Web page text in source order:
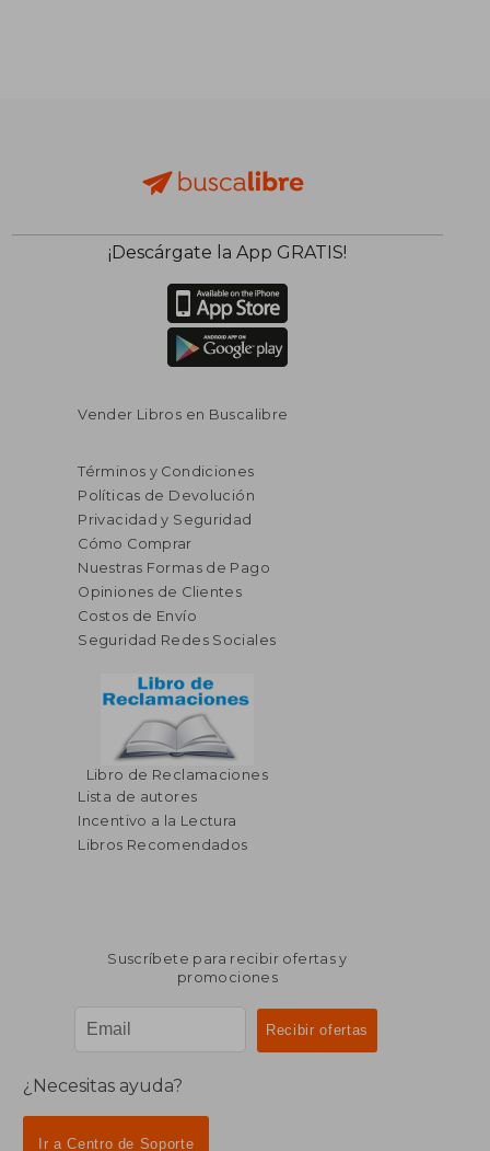
¡Descárgate la App GRATIS!
Vender Libros en Buscalibre
Términos y Condiciones
Políticas de Devolución
Privacidad y Seguridad
Cómo Comprar
Nuestras Formas de Pago
Opiniones de Clientes
Costos de Envío
Seguridad Redes Sociales
Libro de Reclamaciones
Lista de autores
Incentivo a la Lectura
Libros Recomendados
Suscríbete para recibir ofertas y
promociones
¿Necesitas ayuda?
Ir a Centro de Soporte